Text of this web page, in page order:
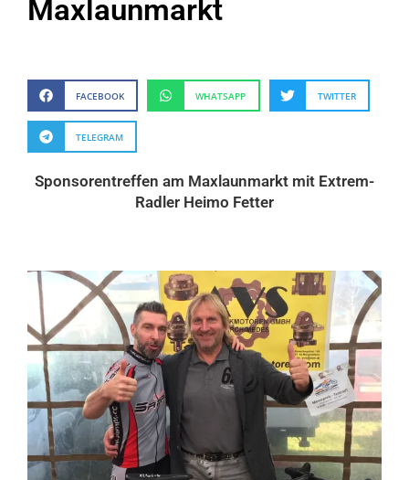
Maxlaunmarkt
FACEBOOK WHATSAPP TWITTER
TELEGRAM
Sponsorentreffen am Maxlaunmarkt mit Extrem-
Radler Heimo Fetter